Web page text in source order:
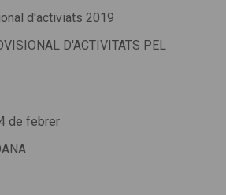
d'activiats 2019
D'ACTIVITATS PEL
de febrer